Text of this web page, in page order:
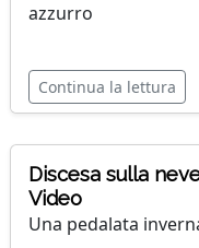
azzurro
Continua la lettura
Discesa sulla
Video
Una pedalata